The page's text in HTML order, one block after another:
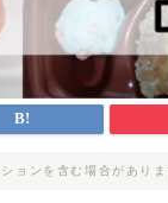
ョンを含む場合がありま